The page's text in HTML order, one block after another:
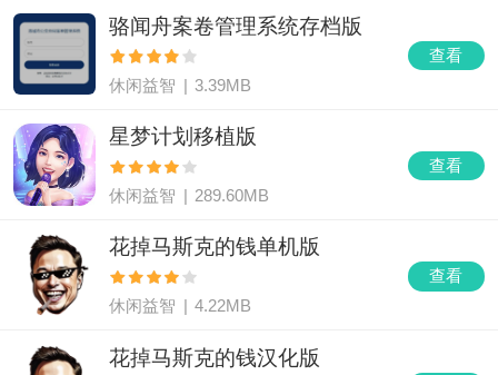
查看
骆闻舟案卷管理系统存档版
休闲益智 | 3.39MB
查看
星梦计划移植版
休闲益智 | 289.60MB
查看
花掉马斯克的钱单机版
休闲益智 | 4.22MB
花掉马斯克的钱汉化版